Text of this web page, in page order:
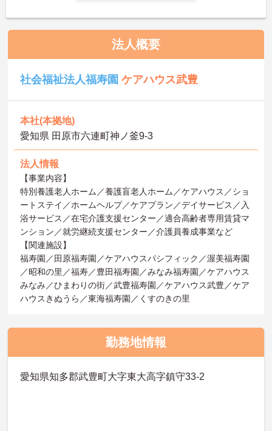
法人概要
社会福祉法人福寿園ケアハウス武豊
本社(本拠地)
愛知県 田原市六連町神ノ釜9‐3
法人情報
【事業内容】
特別養護老人ホーム／養護盲老人ホーム／ケアハウス／ショ
ートステイ／ホームヘルプ／ケアプラン／デイサービス／入
浴サービス／在宅介護支援センター／適合高齢者専用賃貸マ
ンション／就労継続支援センター／介護員養成事業など
【関連施設】
福寿園／田原福寿園／ケアハウスパシフィック／渥美福寿園
／昭和の里／福寿／豊田福寿園／みなみ福寿園／ケアハウス
みなみ／ひまわりの街／武豊福寿園／ケアハウス武豊／ケア
ハウスきぬうら／東海福寿園／くすのきの里
勤務地情報
愛知県知多郡武豊町大字東大高字鎮守33-2